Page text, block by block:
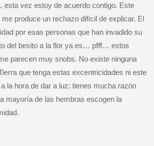
esta vez estoy de acuerdo contigo. Este
produce un rechazo difícil de explicar. El
por esas personas que han invadido su
del besito a la flor ya es… pfff… estos
parecen muy snobs. No existe ninguna
que tenga estas excentricidades ni este
la hora de dar a luz: tienes mucha razón
mayoría de las hembras escogen la